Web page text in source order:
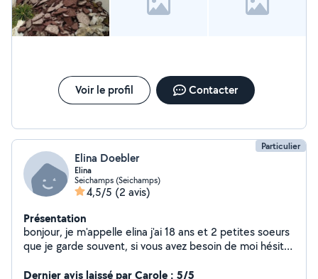
Voir le profil Contacter
Particulier
Elina Doebler
Elina
Seichamps (Seichamps)
4,5/5 (2 avis)
Présentation
bonjour, je m'appelle elina j'ai 18 ans et 2 petites soeurs
que je garde souvent, si vous avez besoin de moi hésitez
Dernier avis laissé par Carole : 5/5